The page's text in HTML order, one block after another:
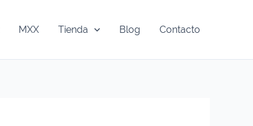
MXX Tienda Blog Contacto